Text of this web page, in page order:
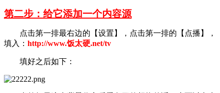
第二步：给它添加一个内容源
点击第一排最右边的【设置】，点击第一排的【点播】，
填入： http://www.饭太硬.net/tv
填好之后如下：